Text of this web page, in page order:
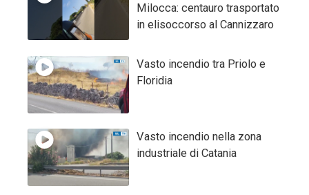
Milocca: centauro trasportato
in elisoccorso al Cannizzaro
Vasto incendio tra Priolo e
Floridia
Vasto incendio nella zona
industriale di Catania